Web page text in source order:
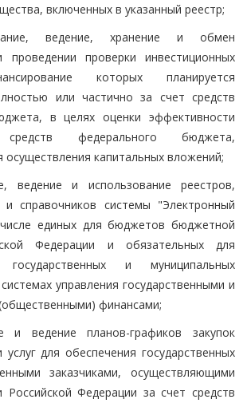
включенных в указанный реестр;
ведение, хранение и обмен
проведении проверки инвестиционных
которых планируется
или частично за счет средств
в целях оценки эффективности
средств федерального бюджета,
осуществления капитальных вложений;
ведение и использование реестров,
и справочников системы "Электронный
единых для бюджетов бюджетной
Федерации и обязательных для
и муниципальных
управления государственными и
финансами;
и ведение планов-графиков закупок
для обеспечения государственных
заказчиками, осуществляющими
Российской Федерации за счет средств